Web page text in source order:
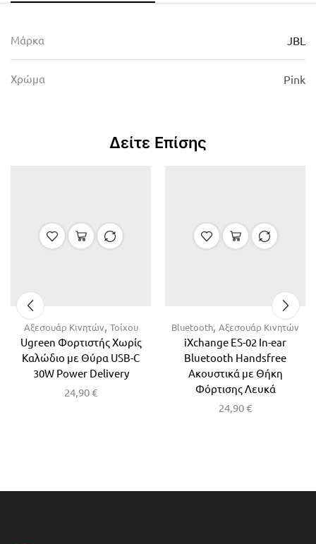
Μάρκα JBL
Χρώμα Pink
Δείτε Επίσης
Αξεσουάρ Κινητών Τοίχου
Ugreen Φορτιστής Χωρίς
Καλώδιο με Θύρα USB-C
30W Power Delivery
24,90€
Bluetooth Αξεσουάρ Κινητών
iXchange ES-02 In-ear
Bluetooth Handsfree
Ακουστικά με Θήκη
Φόρτισης Λευκά
24,90€